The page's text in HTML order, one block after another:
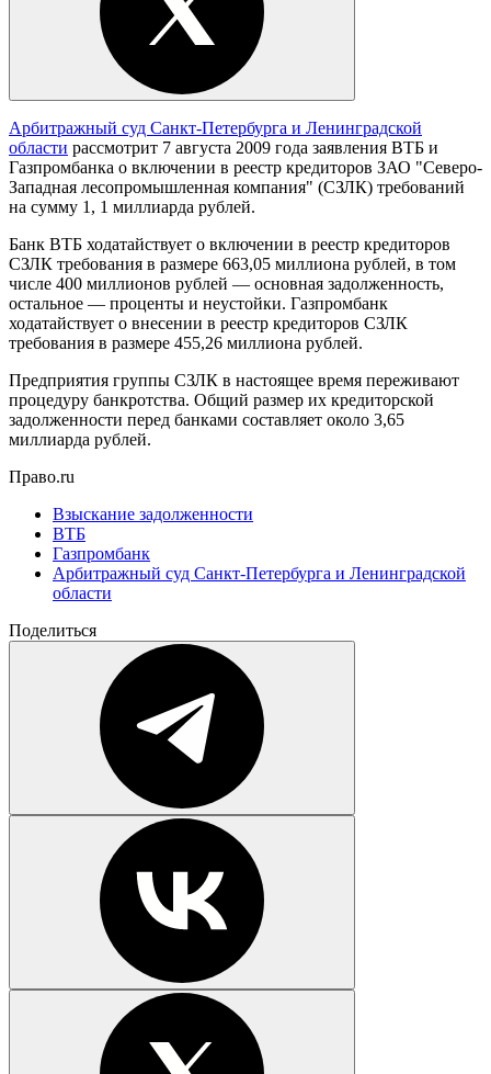
Арбитражный суд Санкт-Петербурга и Ленинградской
области рассмотрит 7 августа 2009 года заявления ВТБ и
Газпромбанка о включении в реестр кредиторов ЗАО "Северо-
Западная лесопромышленная компания" (СЗЛК) требований
на сумму 1, 1 миллиарда рублей.
Банк ВТБ ходатайствует о включении в реестр кредиторов
СЗЛК требования в размере 663,05 миллиона рублей, в том
числе 400 миллионов рублей — основная задолженность,
остальное — проценты и неустойки. Газпромбанк
ходатайствует о внесении в реестр кредиторов СЗЛК
требования в размере 455,26 миллиона рублей.
Предприятия группы СЗЛК в настоящее время переживают
процедуру банкротства. Общий размер их кредиторской
задолженности перед банками составляет около 3,65
миллиарда рублей.
Право.ru
Взыскание задолженности
ВТБ
Газпромбанк
Арбитражный суд Санкт-Петербурга и Ленинградской
области
Поделиться